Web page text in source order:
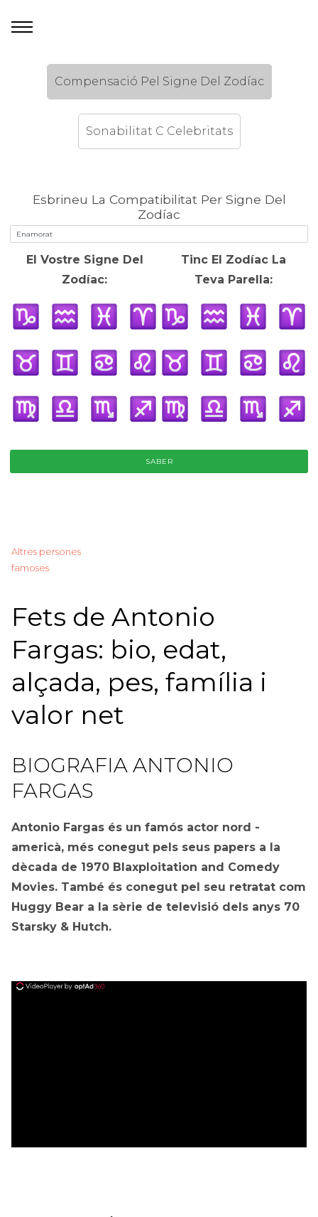
Compensació Pel Signe Del Zodíac
Sonabilitat C Celebritats
Esbrineu La Compatibilitat Per Signe Del
Zodíac
El Vostre Signe Del
Zodíac:
Tinc El Zodíac La
Teva Parella:
SABER
Altres persones
famoses
Fets de Antonio
Fargas: bio, edat,
alçada, pes, família i
valor net
BIOGRAFIA ANTONIO
FARGAS
Antonio Fargas és un famós actor nord -
americà, més conegut pels seus papers a la
dècada de 1970 Blaxploitation and Comedy
Movies. També és conegut pel seu retratat com
Huggy Bear a la sèrie de televisió dels anys 70
Starsky & Hutch.